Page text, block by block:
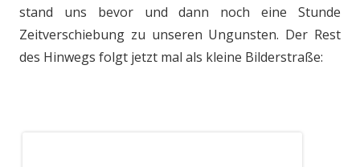
stand uns bevor und dann noch eine Stunde
Zeitverschiebung zu unseren Ungunsten. Der Rest
des Hinwegs folgt jetzt mal als kleine Bilderstraße: